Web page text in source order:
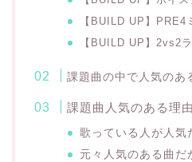
【BUILD UP】PRE4
【BUILD UP】2vs2
課題曲の中で人気のあ
課題曲人気のある理
歌っている人が人気
元々人気のある曲だ